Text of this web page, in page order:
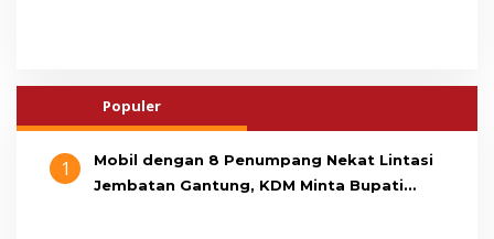
Populer
1
Mobil dengan 8 Penumpang Nekat Lintasi
Jembatan Gantung, KDM Minta Bupati